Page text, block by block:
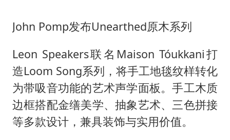
John Pomp发布Unearthed原木系列
Leon Speakers联名Maison Tóukkani打
造Loom Song系列，将手工地毯纹样转化
为带吸音功能的艺术声学面板。手工木质
边框搭配金缮美学、抽象艺术、三色拼接
等多款设计，兼具装饰与实用价值。